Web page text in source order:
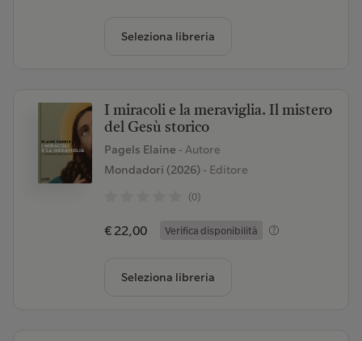
Seleziona libreria
I miracoli e la meraviglia. Il mistero
del Gesù storico
Pagels Elaine - Autore
Mondadori (2026)- Editore
(0)
€ 22,00 Verifica disponibilità
Seleziona libreria